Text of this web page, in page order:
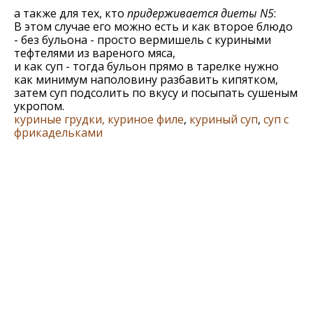
а также для тех, кто придерживается диеты N5:
В этом случае его можно есть и как второе блюдо
- без бульона - просто вермишель с куриными
тефтелями из вареного мяса,
и как суп - тогда бульон прямо в тарелке нужно
как минимум наполовину разбавить кипятком,
затем суп подсолить по вкусу и посыпать сушеным
укропом.
куриные грудки, куриное филе, куриный суп, суп с
фрикадельками